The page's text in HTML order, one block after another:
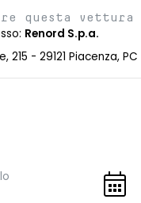
questa vettura
Renord S.p.a.
215 - 29121 Piacenza, PC